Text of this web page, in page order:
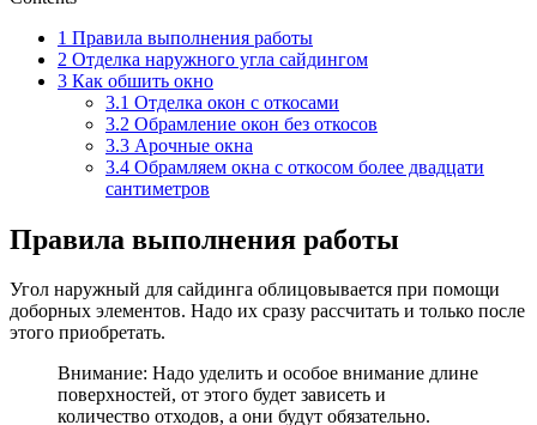
1 Правила выполнения работы
2 Отделка наружного угла сайдингом
3 Как обшить окно
3.1 Отделка окон с откосами
3.2 Обрамление окон без откосов
3.3 Арочные окна
3.4 Обрамляем окна с откосом более двадцати
сантиметров
Правила выполнения работы
Угол наружный для сайдинга облицовывается при помощи
доборных элементов. Надо их сразу рассчитать и только после
этого приобретать.
Внимание: Надо уделить и особое внимание длине
поверхностей, от этого будет зависеть и
количество отходов, а они будут обязательно.